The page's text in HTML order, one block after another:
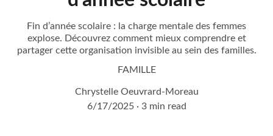
Fin d’année scolaire : la charge mentale des femmes
explose. Découvrez comment mieux comprendre et
partager cette organisation invisible au sein des familles.
FAMILLE
Chrystelle Oeuvrard-Moreau
6/17/2025
3 min read